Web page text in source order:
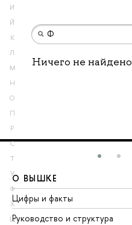
И
Й
К
Л
М
Н
О
П
Р
С
Т
У
Ф
Х
Ц
Ничего не найдено
О ВЫШКЕ
Цифры и факты
Руководство и структура